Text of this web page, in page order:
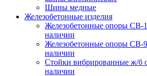
Шины медные
Железобетонные изделия
Железобетонные опоры СВ-
наличии
Железобетонные опоры СВ-
наличии
Стойки вибрированные ж/б
наличии